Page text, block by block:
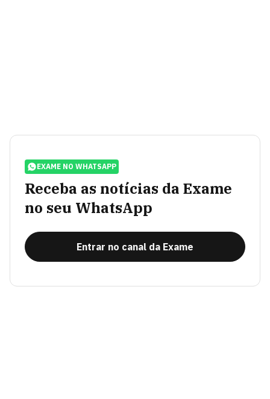
EXAME NO WHATSAPP
Receba as notícias da Exame
no seu WhatsApp
Entrar no canal da Exame